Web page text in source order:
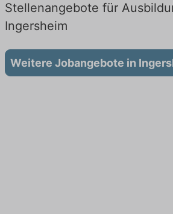
Stellenangebote für
Ingersheim
Weitere Jobangebote in